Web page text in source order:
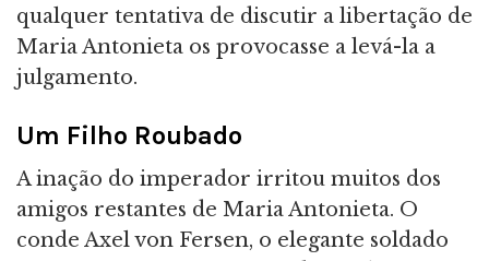
qualquer tentativa de discutir a libertação de
Maria Antonieta os provocasse a levá-la a
julgamento.
Um Filho Roubado
A inação do imperador irritou muitos dos
amigos restantes de Maria Antonieta. O
conde Axel von Fersen, o elegante soldado